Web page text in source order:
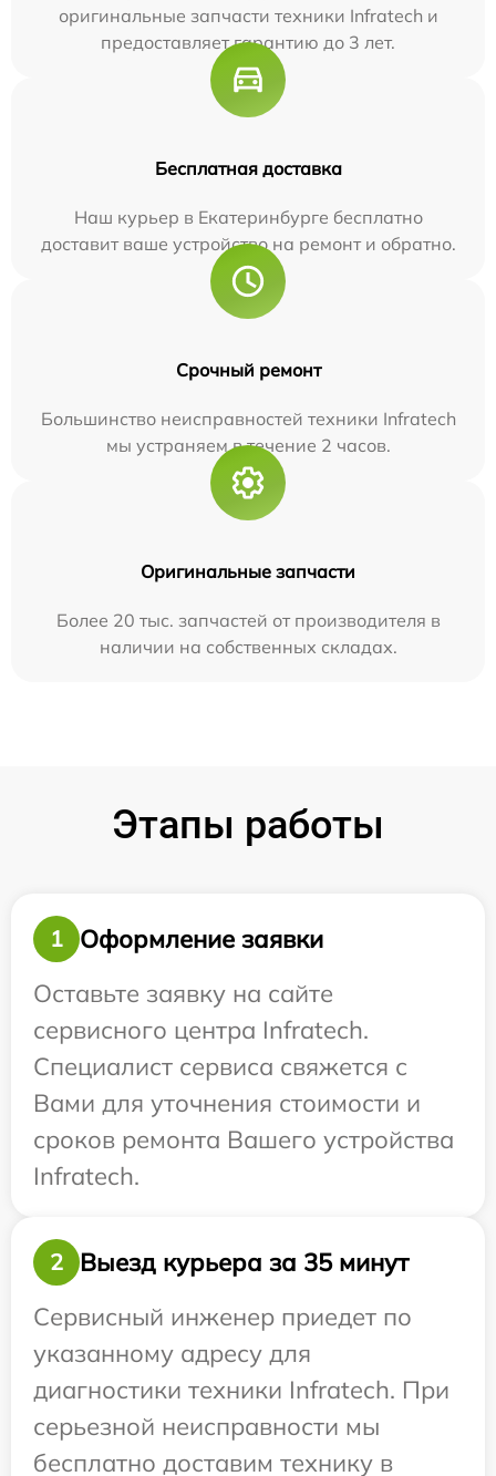
оригинальные запчасти техники Infratech и
предоставляет гарантию до 3 лет.
Бесплатная доставка
Наш курьер в Екатеринбурге бесплатно
доставит ваше устройство на ремонт и обратно.
Срочный ремонт
Большинство неисправностей техники Infratech
мы устраняем в течение 2 часов.
Оригинальные запчасти
Более 20 тыс. запчастей от производителя в
наличии на собственных складах.
Этапы работы
1
Оформление заявки
Оставьте заявку на сайте
сервисного центра Infratech.
Специалист сервиса свяжется с
Вами для уточнения стоимости и
сроков ремонта Вашего устройства
Infratech.
2
Выезд курьера за 35 минут
Сервисный инженер приедет по
указанному адресу для
диагностики техники Infratech. При
серьезной неисправности мы
бесплатно доставим технику в